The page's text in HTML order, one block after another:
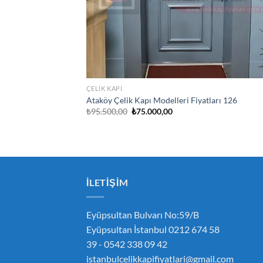
ÇELIK KAPI
Ataköy Çelik Kapı Modelleri Fiyatları 126
₺95.500,00 Orijinal
₺75.000,00Şu
İLETIŞIM
Eyüpsultan Bulvarı No:59/B
Eyüpsultan İstanbul 0212 674 58
39 - 0542 338 09 42
istanbulcelikkapifiyatlari@gmail.com